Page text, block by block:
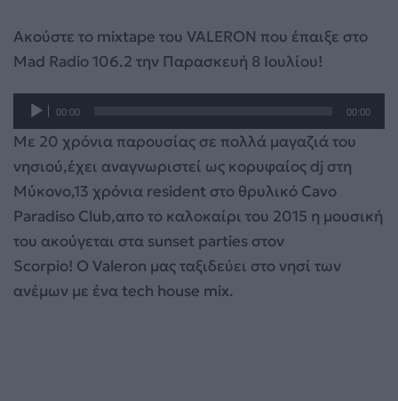
Ακούστε το mixtape του VALERON που έπαιξε στο
Mad Radio 106.2 την Παρασκευή 8 Ιουλίου!
Πρόγραμμα
Αναπαραγωγής
00:00 00:00
Με 20 χρόνια παρουσίας σε πολλά μαγαζιά του
νησιού,έχει αναγνωριστεί ως κορυφαίος dj στη
Μύκονο,13 χρόνια resident στο θρυλικό Cavo
Paradiso Club,απο το καλοκαίρι του 2015 η μουσική
του ακούγεται στα sunset parties στον
Scorpio! Ο Valeron μας ταξιδεύει στο νησί των
ανέμων με ένα tech house mix.